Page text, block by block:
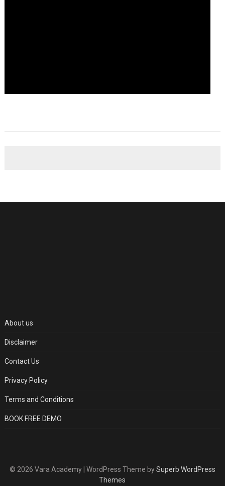
About us
Disclaimer
Contact Us
Privacy Policy
Terms and Conditions
BOOK FREE DEMO
© 2026 Vara Academy | WordPress Theme bySuperb WordPress
Themes